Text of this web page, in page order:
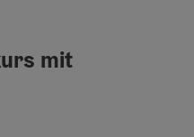
výsledky v seznamu.
mit